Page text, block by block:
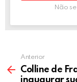
Não
Anterior
Colline de
inaugurar